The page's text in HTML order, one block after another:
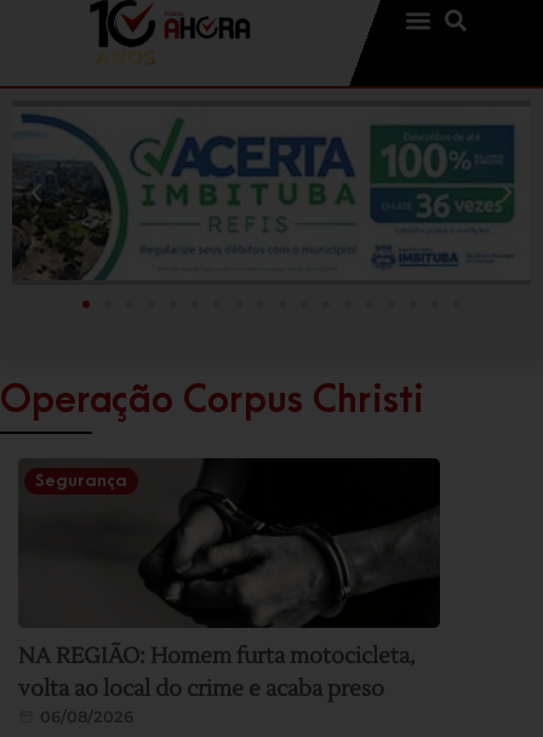
Operação Corpus Christi
Segurança
NA REGIÃO: Homem furta motocicleta,
volta ao local do crime e acaba preso
06/08/2026